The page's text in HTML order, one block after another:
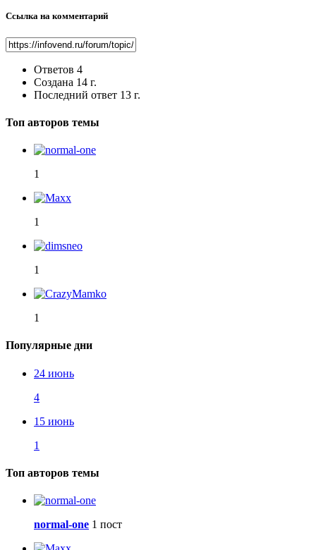
Ссылка на комментарий
Ответов 4
Создана 14 г.
Последний ответ 13 г.
Топ авторов темы
1
1
1
1
Популярные дни
24 июнь
4
15 июнь
1
Топ авторов темы
normal-one 1 пост